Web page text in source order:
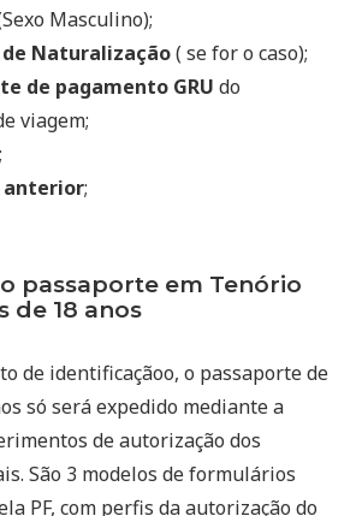
Masculino);
Naturalização( se for o caso);
de pagamento GRU do
viagem;
;
anterior;
passaporte em Tenório
de 18 anos
de identificaçãoo, o passaporte de
só será expedido mediante a
de autorização dos
São 3 modelos de formulários
PF, com perfis da autorização do